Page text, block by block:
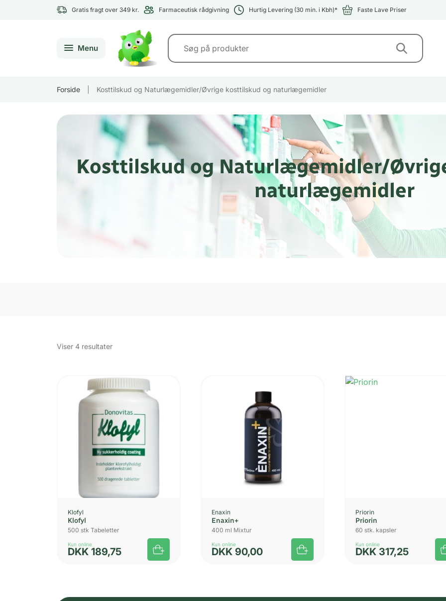
Gratis fragt over 349 kr. Farmaceutisk rådgivning Hurtig Levering (30 min. i Kbh)* Faste Lave Priser
Menu
Forside Kosttilskud og Naturlægemidler/Øvrige kosttilskud og naturlægemidler
Kosttilskud og Naturlægemidler/
naturlægemidler
Viser 4 resultaterSorteret
Klofyl
Klofyl
500 stk Tabeletter
Kun online
DKK 189,75
Enaxin
Enaxin+
400 ml Mixtur
Kun online
DKK 90,00
Priorin
Priorin
60 stk. kapsler
Kun online
DKK 317,25